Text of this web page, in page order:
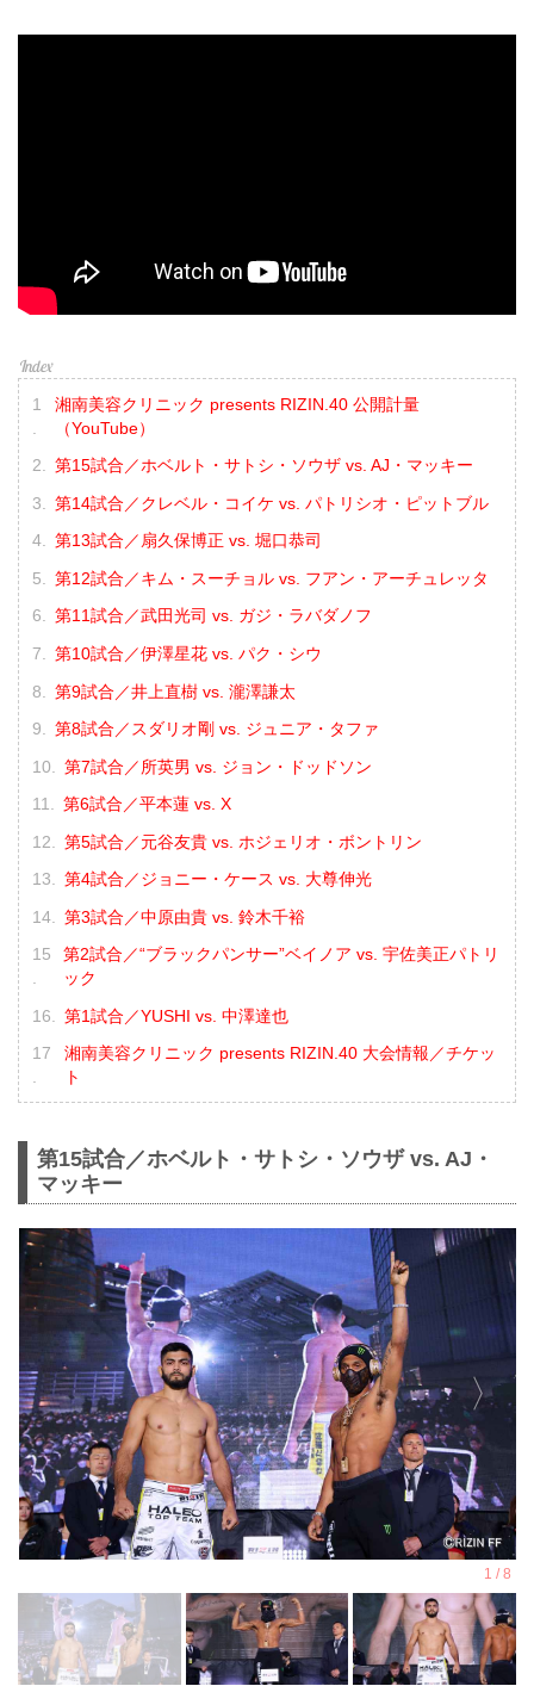
湘南美容クリニック presents RIZIN.40 公開計量
（YouTube）
第15試合／ホベルト・サトシ・ソウザ vs. AJ・マッキー
第14試合／クレベル・コイケ vs. パトリシオ・ピットブル
第13試合／扇久保博正 vs. 堀口恭司
第12試合／キム・スーチョル vs. フアン・アーチュレッタ
第11試合／武田光司 vs. ガジ・ラバダノフ
第10試合／伊澤星花 vs. パク・シウ
第9試合／井上直樹 vs. 瀧澤謙太
第8試合／スダリオ剛 vs. ジュニア・タファ
第7試合／所英男 vs. ジョン・ドッドソン
第6試合／平本蓮 vs. X
第5試合／元谷友貴 vs. ホジェリオ・ボントリン
第4試合／ジョニー・ケース vs. 大尊伸光
第3試合／中原由貴 vs. 鈴木千裕
第2試合／“ブラックパンサー”ベイノア vs. 宇佐美正パトリ
ック
第1試合／YUSHI vs. 中澤達也
湘南美容クリニック presents RIZIN.40 大会情報／チケッ
ト
第15試合／ホベルト・サトシ・ソウザ vs. AJ・
マッキー